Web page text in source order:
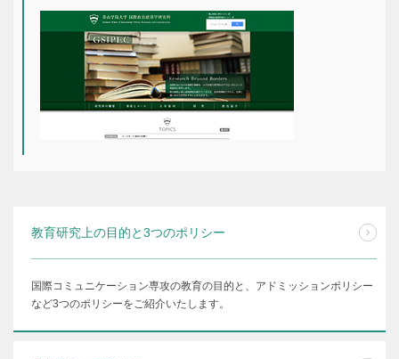
教育研究上の目的と3つのポリシー
国際コミュニケーション専攻の教育の目的と、アドミッションポリシー
など3つのポリシーをご紹介いたします。